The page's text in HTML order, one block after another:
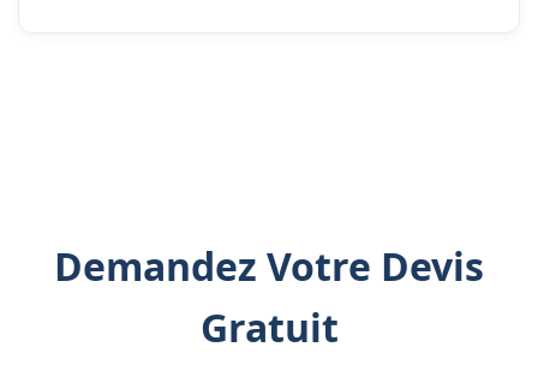
Demandez Votre Devis
Gratuit